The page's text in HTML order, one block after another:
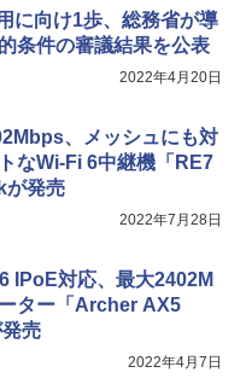
に向け1歩、総務省が導
条件の審議結果を公表
2022年4月20日
、メッシュにも対
なWi-Fi 6中継機「RE7
が発売
2022年7月28日
IPoE対応、最大2402M
ター「Archer AX5
売
2022年4月7日